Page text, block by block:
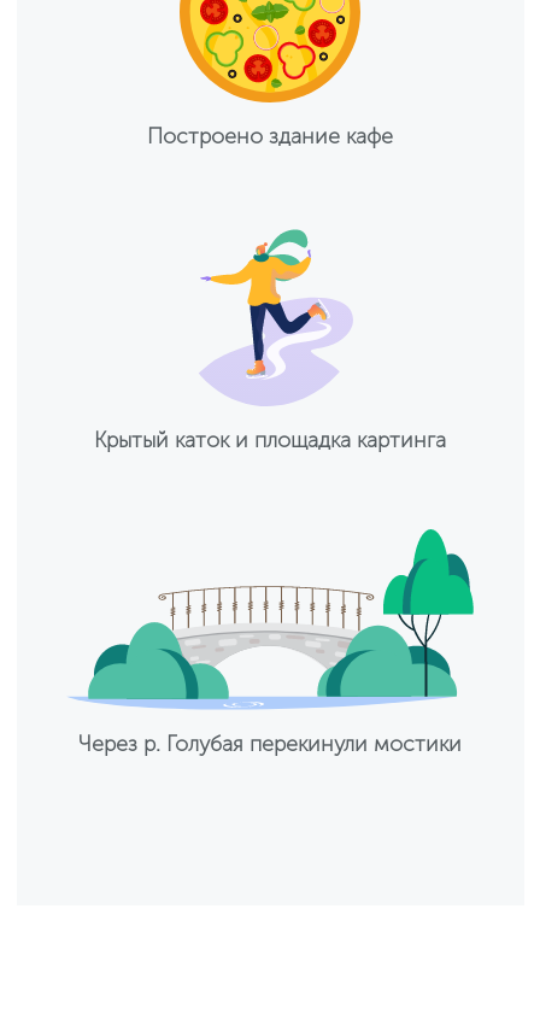
Построено здание кафе
Крытый каток и площадка картинга
Через р. Голубая перекинули мостики